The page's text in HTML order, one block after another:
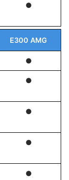
●
E300 AMG
●
●
●
●
●